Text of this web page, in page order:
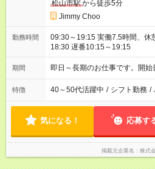
松山市駅から徒歩5分
Jimmy Choo
勤務時間
09:30～19:15 実働7.5時間、休憩1.5時間のシフト制 早番9:30～
18:30 遅番10:15～19:15
期間 即日～長期のお仕事です。開始
特徴 40～50代活躍中 / シフト勤務 /
気になる！ 応募す
掲載元企業名 株式